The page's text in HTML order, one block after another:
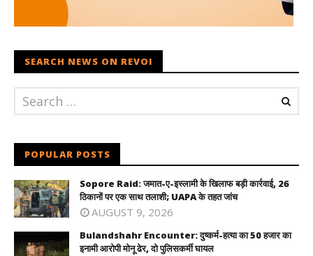
SEARCH NEWS ON REVOI
POPULAR POSTS
Sopore Raid: जमात-ए-इस्लामी के खिलाफ बड़ी कार्रवाई, 26
ठिकानों पर एक साथ तलाशी; UAPA के तहत जांच
AUGUST 9, 2026
Bulandshahr Encounter: दुष्कर्म-हत्या का 50 हजार का
इनामी आरोपी मोनू ढेर, दो पुलिसकर्मी घायल